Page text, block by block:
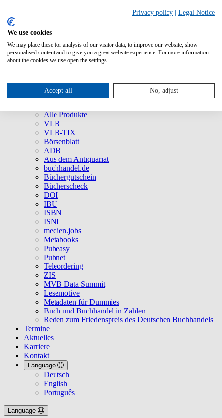
Über uns
Unternehmen
Presse
Service
Alle Produkte
VLB
VLB-TIX
Börsenblatt
ADB
Aus dem Antiquariat
buchhandel.de
Büchergutschein
Bücherscheck
DOI
IBU
ISBN
ISNI
medien.jobs
Metabooks
Pubeasy
Pubnet
Teleordering
ZIS
MVB Data Summit
Lesemotive
Metadaten für Dummies
Buch und Buchhandel in Zahlen
Reden zum Friedenspreis des Deutschen Buchhandels
Termine
Aktuelles
Karriere
Kontakt
Language
Deutsch
English
Português
Language
Privacy policy Legal Notice
We use cookies
We may place these for analysis of our visitor data, to improve our website, show
personalised content and to give you a great website experience. For more information
about the cookies we use open the settings.
Accept all No, adjust